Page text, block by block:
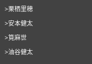
>栗栖里穂
>安本健太
>筧麻世
>油谷健太